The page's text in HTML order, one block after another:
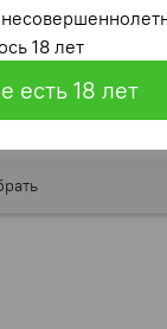
18 лет
есть 18 лет